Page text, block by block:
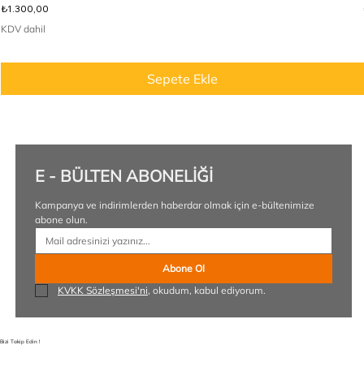
Fiyat
₺1.300,00
KDV dahil
Sepete Ekle
E - BÜLTEN ABONELİĞİ
Kampanya ve indirimlerden haberdar olmak için e-bültenimize
abone olun.
Abone Ol
KVKK Sözleşmesi'ni, okudum, kabul ediyorum.
Bizi Takip Edin !